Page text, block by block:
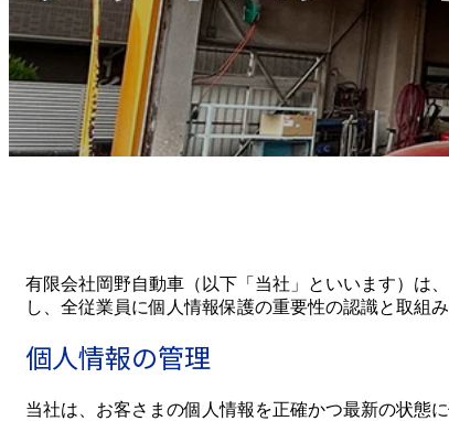
有限会社岡野自動車（以下「当社」といいます）は
し、全従業員に個人情報保護の重要性の認識と取組
個人情報の管理
当社は、お客さまの個人情報を正確かつ最新の状態